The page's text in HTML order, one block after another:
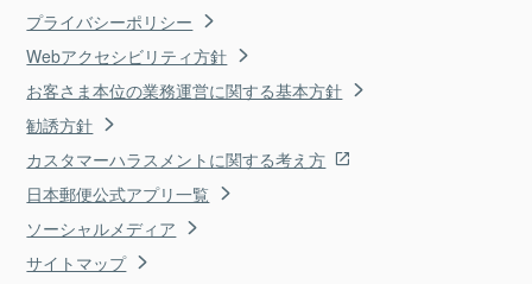
プライバシーポリシー
Webアクセシビリティ方針
お客さま本位の業務運営に関する基本方針
勧誘方針
カスタマーハラスメントに関する考え方
日本郵便公式アプリ一覧
ソーシャルメディア
サイトマップ